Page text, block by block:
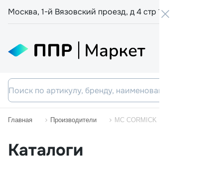
Москва, 1-й Вязовский проезд, д 4 стр 19
Главная Производители MC CORMICK
Каталоги